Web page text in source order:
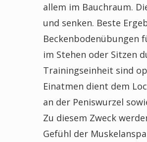
allem im Bauchraum.
und senken. Beste
Beckenbodenübungen
im Stehen oder Sitzen
Trainingseinheit sind
Einatmen dient dem
an der Peniswurzel
Zu diesem Zweck
Gefühl der